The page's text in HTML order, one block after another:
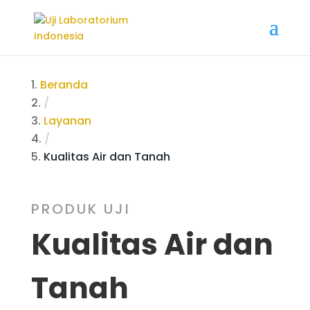
Beranda
/
Layanan
/
Kualitas Air dan Tanah
PRODUK UJI
Kualitas Air dan
Tanah